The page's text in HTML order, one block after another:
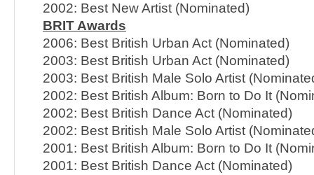
2002: Best New Artist (Nominated)
BRIT Awards
2006: Best British Urban Act (Nominated)
2003: Best British Urban Act (Nominated)
2003: Best British Male Solo Artist
2002: Best British Album: Born to Do It
2002: Best British Dance Act (Nominated)
2002: Best British Male Solo Artist
2001: Best British Album: Born to Do It
2001: Best British Dance Act (Nominated)